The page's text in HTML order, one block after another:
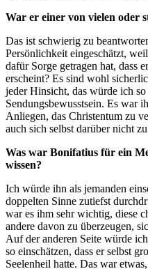
War er einer von vielen oder
Das ist schwierig zu
Persönlichkeit eingeschätzt,
dafür Sorge getragen hat, dass
erscheint? Es sind wohl
jeder Hinsicht, das würde ich so
Sendungsbewusstsein. Es war
Anliegen, das Christentum zu
auch sich selbst darüber nicht
Was war Bonifatius für ein
wissen?
Ich würde ihn als jemanden
doppelten Sinne zutiefst
war es ihm sehr wichtig, diese
andere davon zu überzeugen,
Auf der anderen Seite würde
so einschätzen, dass er selbst
Seelenheil hatte. Das war